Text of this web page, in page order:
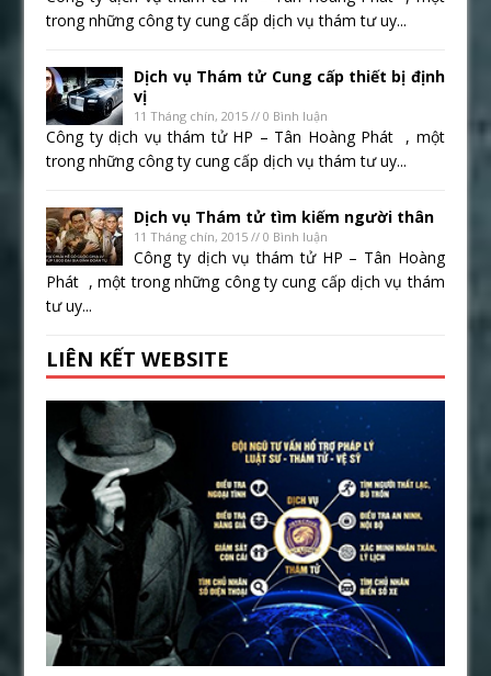
trong những công ty cung cấp dịch vụ thám tư uy...
Dịch vụ Thám tử Cung cấp thiết bị định
vị
11 Tháng chín, 2015 // 0 Bình luận
Công ty dịch vụ thám tử HP – Tân Hoàng Phát , một
trong những công ty cung cấp dịch vụ thám tư uy...
Dịch vụ Thám tử tìm kiếm người thân
11 Tháng chín, 2015 // 0 Bình luận
Công ty dịch vụ thám tử HP – Tân Hoàng
Phát , một trong những công ty cung cấp dịch vụ thám
tư uy...
LIÊN KẾT WEBSITE